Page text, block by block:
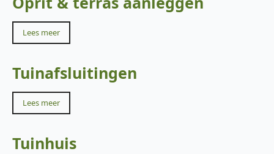
Lees meer
Tuinafsluitingen
Lees meer
Tuinhuis